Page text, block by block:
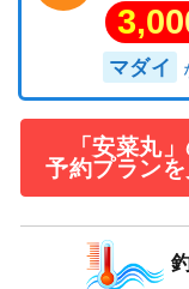
マダイ
「安菜丸
予約プラン